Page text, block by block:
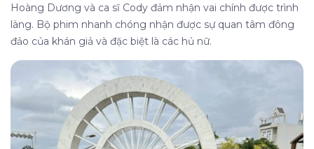
Hoàng Dương và ca sĩ Cody đảm nhận vai chính được trình
làng. Bộ phim nhanh chóng nhận được sự quan tâm đông
đảo của khán giả và đặc biệt là các hủ nữ.